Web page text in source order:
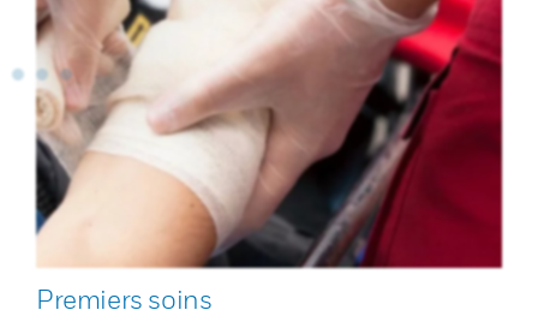
Premiers soins